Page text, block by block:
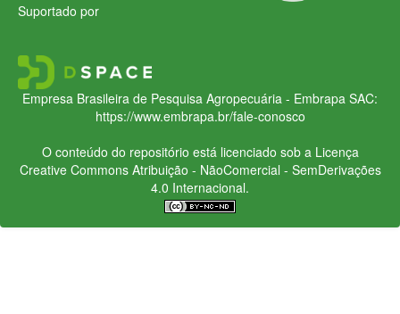
Suportado por
Empresa Brasileira de Pesquisa Agropecuária - Embrapa SAC:
https://www.embrapa.br/fale-conosco
O conteúdo do repositório está licenciado sob a Licença
Creative CommonsAtribuição - NãoComercial - SemDerivações
4.0 Internacional.